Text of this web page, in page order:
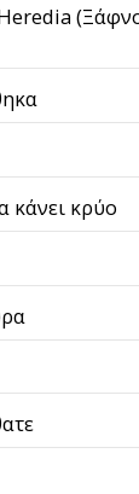
κάνει κρύο